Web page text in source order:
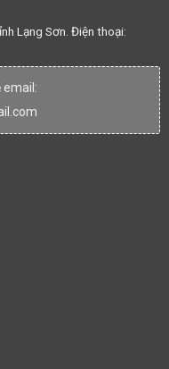
Lạng Sơn. Điện thoại:
email: